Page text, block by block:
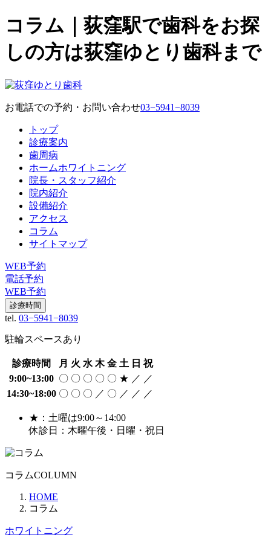
コラム｜荻窪駅で歯科をお探
しの方は荻窪ゆとり歯科まで
お電話での予約・お問い合わせ03−5941−8039
トップ
診療案内
歯周病
ホームホワイトニング
院長・スタッフ紹介
院内紹介
設備紹介
アクセス
コラム
サイトマップ
WEB予約
電話予約
WEB予約
診療時間
tel. 03−5941−8039
駐輪スペースあり
診療時間 月 火 水 木 金 土 日 祝
9:00~13:00 〇 〇 〇 〇 〇 ★ ／ ／
14:30~18:00 〇 〇 〇 ／ 〇 ／ ／ ／
★：土曜は9:00～14:00
休診日：木曜午後・日曜・祝日
コラムCOLUMN
HOME
コラム
ホワイトニング